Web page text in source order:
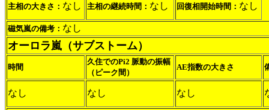
主相の大きさ： なし 主相の継続時間： なし 回復相開始時間： なし
磁気嵐の備考： なし
オーロラ嵐（サブストーム）
時間
久住でのPi2 脈動の振幅
（ピーク間）
AE指数の大きさ
なし なし なし